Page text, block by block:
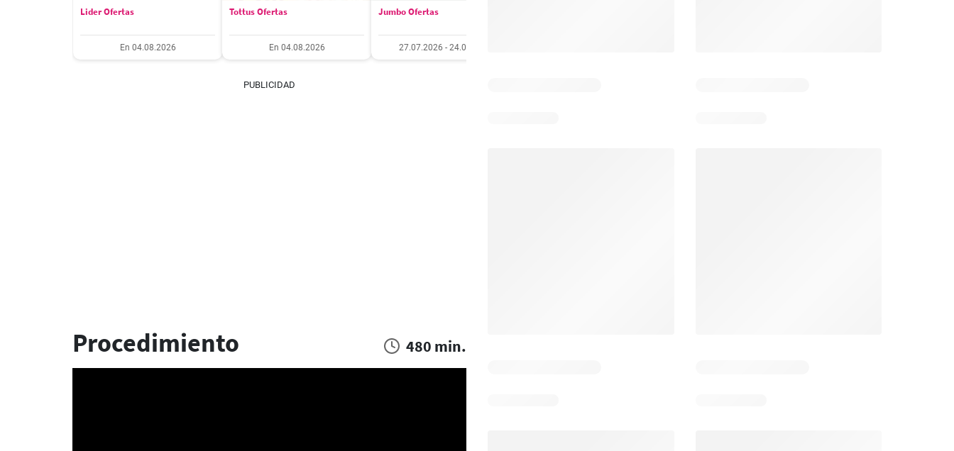
Lider Ofertas
En 04.08.2026
Tottus Ofertas
En 04.08.2026
Jumbo Ofertas
27.07.2026 - 24.08.2026
PUBLICIDAD
Procedimiento 480 min.